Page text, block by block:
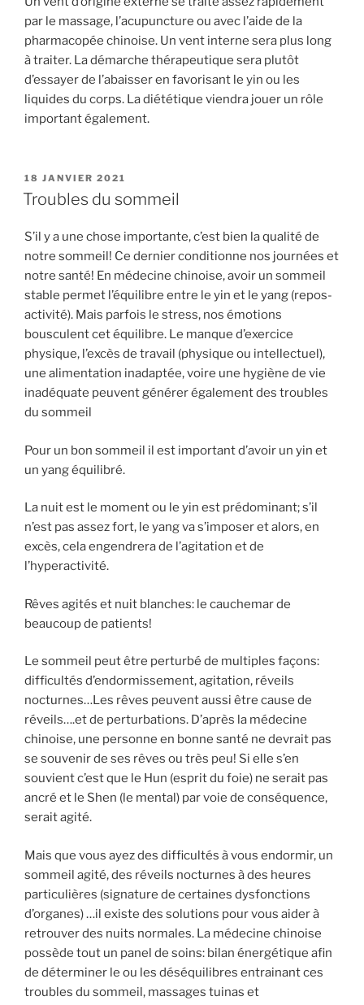
par le massage, l’acupuncture ou avec l’aide de la
pharmacopée chinoise. Un vent interne sera plus long
à traiter. La démarche thérapeutique sera plutôt
d’essayer de l’abaisser en favorisant le yin ou les
liquides du corps. La diététique viendra jouer un rôle
important également.
18 JANVIER 2021
Troubles du sommeil
S’il y a une chose importante, c’est bien la qualité de
notre sommeil! Ce dernier conditionne nos journées et
notre santé! En médecine chinoise, avoir un sommeil
stable permet l’équilibre entre le yin et le yang (repos-
activité). Mais parfois le stress, nos émotions
bousculent cet équilibre. Le manque d’exercice
physique, l’excès de travail (physique ou intellectuel),
une alimentation inadaptée, voire une hygiène de vie
inadéquate peuvent générer également des troubles
du sommeil
Pour un bon sommeil il est important d’avoir un yin et
un yang équilibré.
La nuit est le moment ou le yin est prédominant; s’il
n’est pas assez fort, le yang va s’imposer et alors, en
excès, cela engendrera de l’agitation et de
l’hyperactivité.
Rêves agités et nuit blanches: le cauchemar de
beaucoup de patients!
Le sommeil peut être perturbé de multiples façons:
difficultés d’endormissement, agitation, réveils
nocturnes…Les rêves peuvent aussi être cause de
réveils….et de perturbations. D’après la médecine
chinoise, une personne en bonne santé ne devrait pas
se souvenir de ses rêves ou très peu! Si elle s’en
souvient c’est que le Hun (esprit du foie) ne serait pas
ancré et le Shen (le mental) par voie de conséquence,
serait agité.
Mais que vous ayez des difficultés à vous endormir, un
sommeil agité, des réveils nocturnes à des heures
particulières (signature de certaines dysfonctions
d’organes) …il existe des solutions pour vous aider à
retrouver des nuits normales. La médecine chinoise
possède tout un panel de soins: bilan énergétique afin
de déterminer le ou les déséquilibres entrainant ces
troubles du sommeil, massages tuinas et